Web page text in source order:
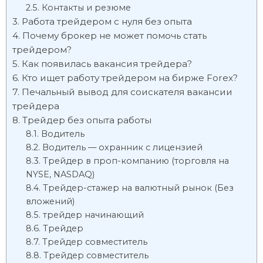
Контакты и резюме
Работа трейдером с нуля без опыта
Почему брокер не может помочь стать
трейдером?
Как появилась вакансия трейдера?
Кто ищет работу трейдером на бирже Forex?
Печальный вывод для соискателя вакансии
трейдера
Трейдер без опыта работы
Водитель
Водитель — охранник с лицензией
Трейдер в проп-компанию (торговля на
NYSE, NASDAQ)
Трейдер-стажер на валютный рынок (Без
вложений)
трейдер начинающий
Трейдер
Трейдер совместитель
Трейдер совместитель